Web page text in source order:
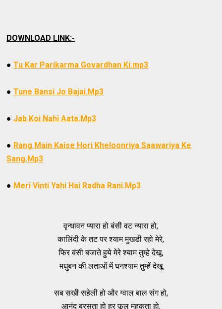
DOWNLOAD LINK:-
●Tu Kar Parikarma Govardhan Ki.mp3
●Tune Bansi Jo Bajai.Mp3
● Jab Koi Nahi Aata.Mp3
● Rang Main Kaise Hori Kheloonriya Saawariya Ke
Sang.Mp3
● Meri Vinti Yahi Hai Radha Rani.Mp3
वृन्धावन प्यारा हो बंसी वट न्यारा हो,
कालिंदी के तट पर श्याम मुखडी रहो मेरे,
फिर बंसी बजाते हुये मेरे श्याम तुम्हे देखू,
मधुबन की लताओं में घनश्याम तुम्हें देखू
सब सखी सहेली हो और ग्वाल बाल संग हो,
आनंद बरसता हो हर फूल महकता हो,